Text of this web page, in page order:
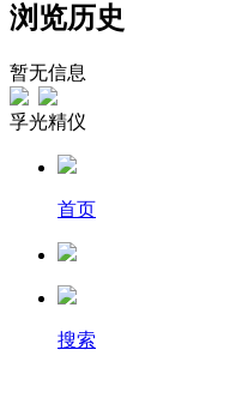
浏览历史
暂无信息
孚光精仪
首页
搜索